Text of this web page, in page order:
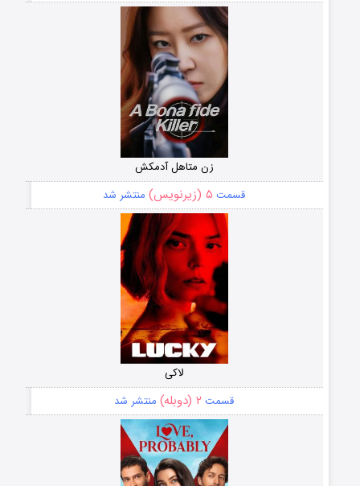
زن متاهل آدمکش
قسمت ۵ (زیرنویس) منتشر شد
لاکی
قسمت ۲ (دوبله) منتشر شد